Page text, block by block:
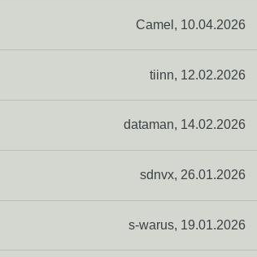
Camel, 10.04.2026
tiinn, 12.02.2026
dataman, 14.02.2026
sdnvx, 26.01.2026
s-warus, 19.01.2026